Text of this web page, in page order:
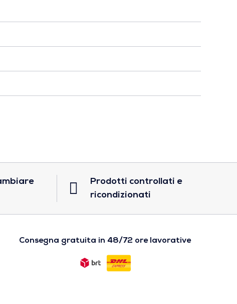
Prodotti controllati e
ricondizionati
Consegna gratuita in 48/72 ore lavorative